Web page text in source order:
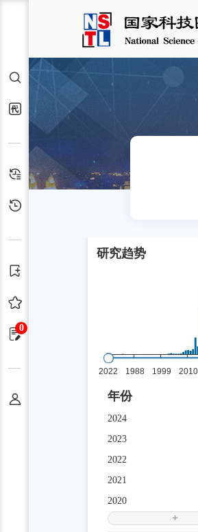
交通运输服务站
检索
代查代借
检索历史
0
年份
2024
2023
2022
2021
2020
+